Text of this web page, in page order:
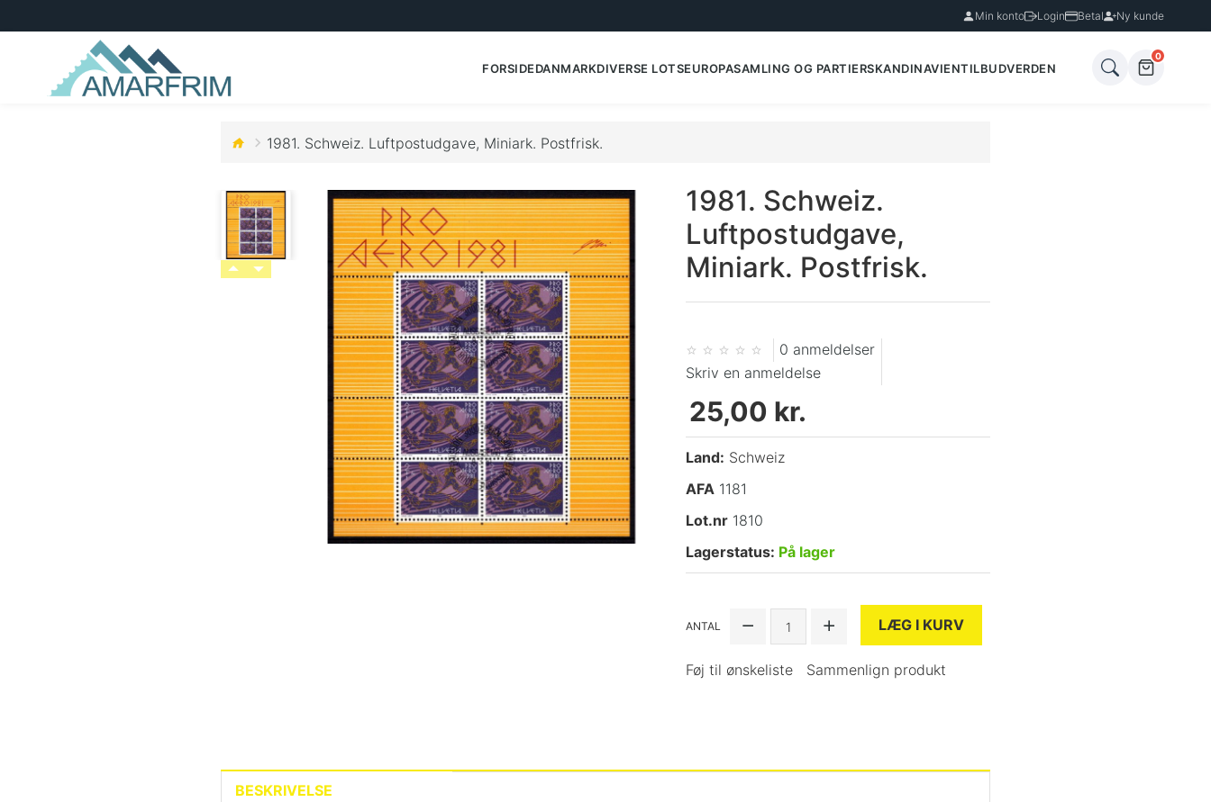
Min konto Login Betal Ny kunde
FORSIDEDANMARKDIVERSE LOTSEUROPASAMLING OG PARTIERSKANDINAVIENTILBUDVERDEN
0
1981. Schweiz. Luftpostudgave, Miniark. Postfrisk.
1981. Schweiz.
Luftpostudgave,
Miniark. Postfrisk.
0 anmeldelser
Skriv en anmeldelse
25,00 kr.
Land: Schweiz
AFA 1181
Lot.nr 1810
Lagerstatus: På lager
ANTAL LÆG I KURV
Føj til ønskeliste Sammenlign produkt
BESKRIVELSE